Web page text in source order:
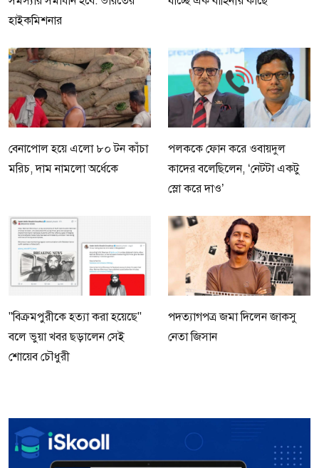
হাইকমিশনার
বেনাপোল হয়ে এলো ৮০ টন কাঁচা
মরিচ, দাম নামলো অর্ধেকে
পলককে ফোন করে ওবায়দুল
কাদের বলেছিলেন, ‘নেটটা একটু
স্লো করে দাও’
"বিক্রমপুরীকে হত্যা করা হয়েছে"
বলে ভুয়া খবর ছড়ালেন সেই
শোয়েব চৌধুরী
পদত্যাগপত্র জমা দিলেন জাকসু
নেতা জিসান